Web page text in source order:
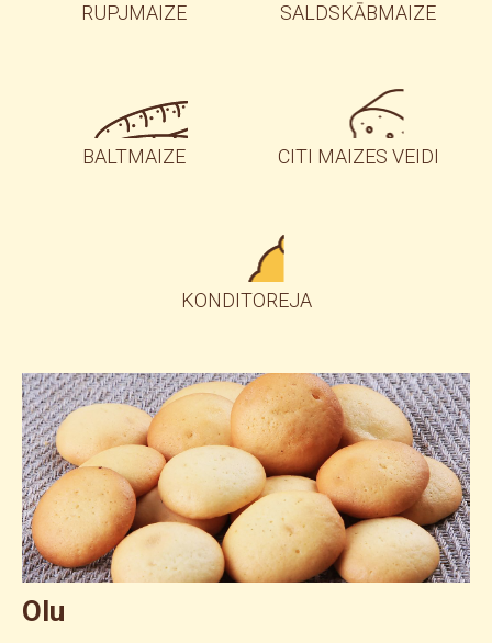
RUPJMAIZE SALDSKĀBMAIZE
BALTMAIZE CITI MAIZES VEIDI
KONDITOREJA
Olu